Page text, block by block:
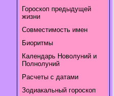
Гороскоп предыдущей
жизни
Совместимость имен
Биоритмы
Календарь Новолуний и
Полнолуний
Расчеты с датами
Зодиакальный гороскоп